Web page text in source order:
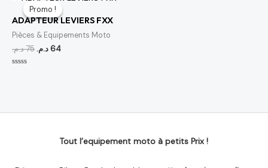
Promo !
Promo !
ADAPTEUR LEVIERS FXX
Pièces & Equipements Moto
75د.م.
initial
était :
75 د.م..
64 د.م.
actuel
est :
64 د.م..
Tout l’equipement moto à petits Prix !